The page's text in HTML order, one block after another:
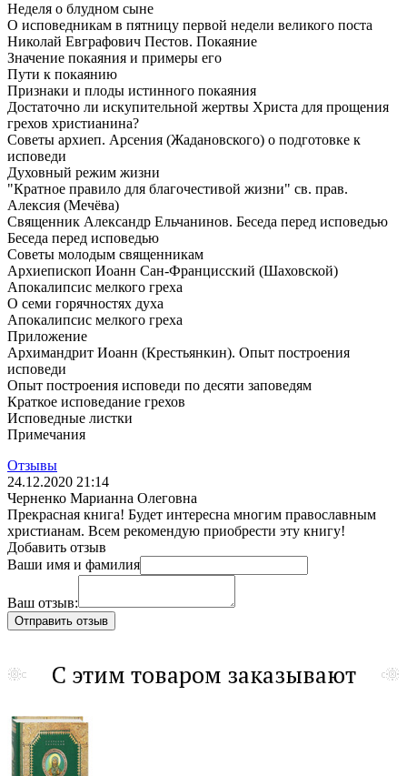
Неделя о блудном сыне
О исповедникам в пятницу первой недели великого поста
Николай Евграфович Пестов. Покаяние
Значение покаяния и примеры его
Пути к покаянию
Признаки и плоды истинного покаяния
Достаточно ли искупительной жертвы Христа для прощения
грехов христианина?
Советы архиеп. Арсения (Жадановского) о подготовке к
исповеди
Духовный режим жизни
"Кратное правило для благочестивой жизни" св. прав.
Алексия (Мечёва)
Священник Александр Ельчанинов. Беседа перед исповедью
Беседа перед исповедью
Советы молодым священникам
Архиепископ Иоанн Сан-Францисский (Шаховской)
Апокалипсис мелкого греха
О семи горячностях духа
Апокалипсис мелкого греха
Приложение
Архимандрит Иоанн (Крестьянкин). Опыт построения
исповеди
Опыт построения исповеди по десяти заповедям
Краткое исповедание грехов
Исповедные листки
Примечания
Отзывы
24.12.2020 21:14
Черненко Марианна Олеговна
Прекрасная книга! Будет интересна многим православным
христианам. Всем рекомендую приобрести эту книгу!
Добавить отзыв
Ваши имя и фамилия
Ваш отзыв:
С этим товаром заказывают